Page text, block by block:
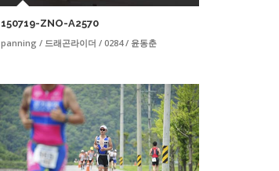
150719-ZNO-A2570
panning / 드래곤라이더 / 0284 / 윤동춘